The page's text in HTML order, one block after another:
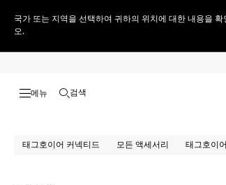
국가 또는 지역을 선택하여 귀하의 위치에 대한 내용을 확
오.
검색 열기
검색